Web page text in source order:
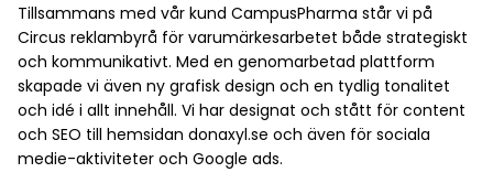
Tillsammans med vår kund CampusPharma står vi på
Circus reklambyrå för varumärkesarbetet både strategiskt
och kommunikativt. Med en genomarbetad plattform
skapade vi även ny grafisk design och en tydlig tonalitet
och idé i allt innehåll. Vi har designat och stått för content
och SEO till hemsidan donaxyl.se och även för sociala
medie-aktiviteter och Google ads.